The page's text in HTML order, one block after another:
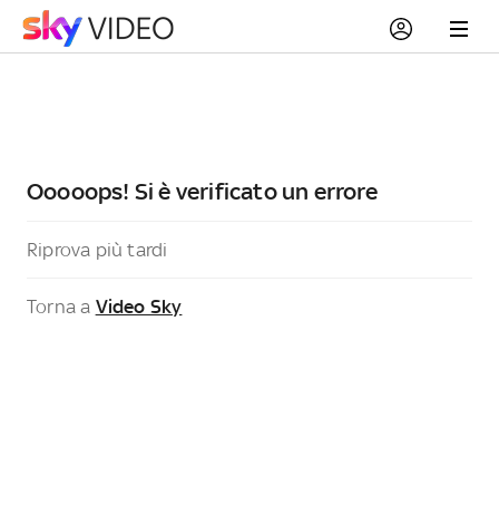
Ooooops! Si è verificato un errore
Riprova più tardi
Torna a Video Sky